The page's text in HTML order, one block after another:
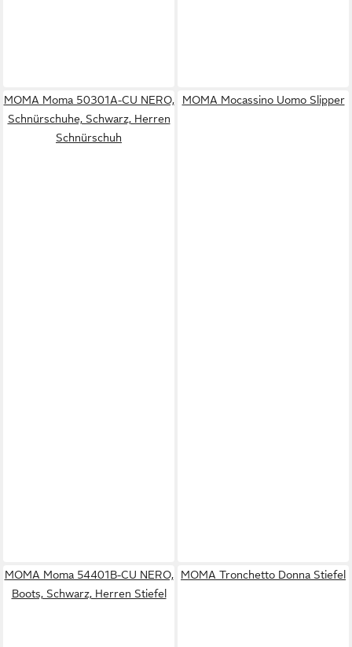
MOMA Moma 50301A-CU NERO,
Schnürschuhe, Schwarz, Herren
Schnürschuh
MOMA Mocassino Uomo Slipper
MOMA Moma 54401B-CU NERO,
Boots, Schwarz, Herren Stiefel
MOMA Tronchetto Donna Stiefel